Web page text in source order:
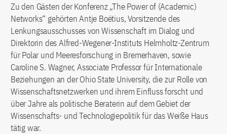
Zu den Gästen der Konferenz „The Power of (Academic)
Networks“ gehörten Antje Boëtius, Vorsitzende des
Lenkungsausschusses von Wissenschaft im Dialog und
Direktorin des Alfred-Wegener-Instituts Helmholtz-Zentrum
für Polar und Meeresforschung in Bremerhaven, sowie
Caroline S. Wagner, Associate Professor für Internationale
Beziehungen an der Ohio State University, die zur Rolle von
Wissenschaftsnetzwerken und ihrem Einfluss forscht und
über Jahre als politische Beraterin auf dem Gebiet der
Wissenschafts- und Technologiepolitik für das Weiße Haus
tätig war.